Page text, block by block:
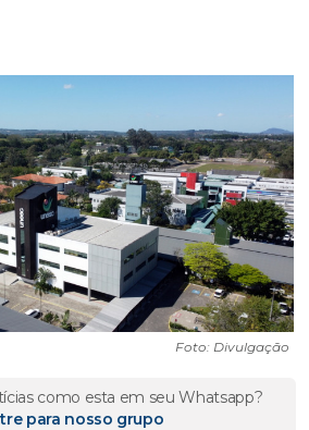
Foto: Divulgação
como esta em seu Whatsapp?
para nosso grupo